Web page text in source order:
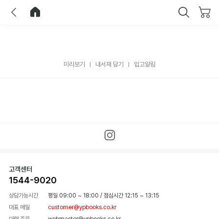
미리보기 내서재 담기 입고알림
고객센터
1544-9020
상담가능시간 평일 09:00 ~ 18:00 / 점심시간 12:15 ~ 13:15
대표 메일
customer@ypbooks.co.kr